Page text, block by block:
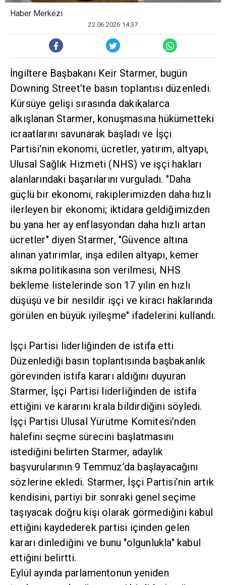
Haber Merkezi
22.06.2026 14:37
İngiltere Başbakanı Keir Starmer, bugün
Downing Street’te basın toplantısı düzenledi.
Kürsüye gelişi sırasında dakikalarca
alkışlanan Starmer, konuşmasına hükümetteki
icraatlarını savunarak başladı ve İşçi
Partisi'nin ekonomi, ücretler, yatırım, altyapı,
Ulusal Sağlık Hizmeti (NHS) ve işçi hakları
alanlarındaki başarılarını vurguladı. "Daha
güçlü bir ekonomi, rakiplerimizden daha hızlı
ilerleyen bir ekonomi; iktidara geldiğimizden
bu yana her ay enflasyondan daha hızlı artan
ücretler" diyen Starmer, "Güvence altına
alınan yatırımlar, inşa edilen altyapı, kemer
sıkma politikasına son verilmesi, NHS
bekleme listelerinde son 17 yılın en hızlı
düşüşü ve bir nesildir işçi ve kiracı haklarında
görülen en büyük iyileşme" ifadelerini kullandı.
İşçi Partisi liderliğinden de istifa etti
Düzenlediği basın toplantısında başbakanlık
görevinden istifa kararı aldığını duyuran
Starmer, İşçi Partisi liderliğinden de istifa
ettiğini ve kararını krala bildirdiğini söyledi.
İşçi Partisi Ulusal Yürütme Komitesi’nden
halefini seçme sürecini başlatmasını
istediğini belirten Starmer, adaylık
başvurularının 9 Temmuz’da başlayacağını
sözlerine ekledi. Starmer, İşçi Partisi’nin artık
kendisini, partiyi bir sonraki genel seçime
taşıyacak doğru kişi olarak görmediğini kabul
ettiğini kaydederek partisi içinden gelen
kararı dinlediğini ve bunu "olgunlukla" kabul
ettiğini belirtti.
Eylül ayında parlamentonun yeniden